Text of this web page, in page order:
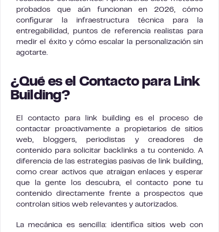
probados que aún funcionan en 2026, cómo
configurar la infraestructura técnica para la
entregabilidad, puntos de referencia realistas para
medir el éxito y cómo escalar la personalización sin
agotarte.
¿Qué es el Contacto para Link
Building?
El contacto para link building es el proceso de
contactar proactivamente a propietarios de sitios
web, bloggers, periodistas y creadores de
contenido para solicitar backlinks a tu contenido. A
diferencia de las estrategias pasivas de link building,
como crear activos que atraigan enlaces y esperar
que la gente los descubra, el contacto pone tu
contenido directamente frente a prospectos que
controlan sitios web relevantes y autorizados.
La mecánica es sencilla: identifica sitios web con